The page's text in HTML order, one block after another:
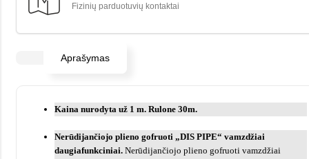
Fizinių parduotuvių kontaktai
Aprašymas
Kaina nurodyta už 1 m. Rulone 30m.
Nerūdijančiojo plieno gofruoti „DIS PIPE“ vamzdžiai
daugiafunkciniai. Nerūdijančiojo plieno gofruoti vamzdžiai